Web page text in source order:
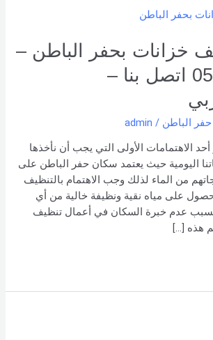
خزانات بحفر الباطن –
0551154864 اتصل بنا –
حفر الباطن /
admin
الاهتمامات الأولى التي يجب أن نأخذها
اليومية حيث يعتمد سكان حفر الباطن على
من الماء لذلك وجب الاهتمام بالتنظيف
على مياه نقية ونظيفة خالية من أي
عدم خبرة السكان في أعمال تنظيف
هذه […]